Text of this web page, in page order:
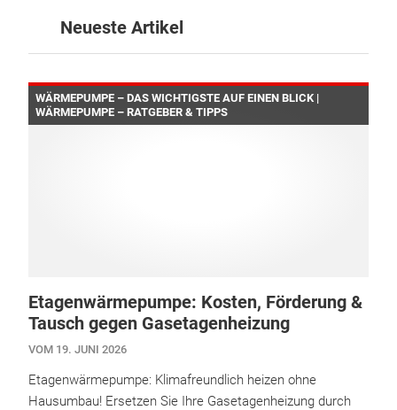
Neueste Artikel
WÄRMEPUMPE – DAS WICHTIGSTE AUF EINEN BLICK |
WÄRMEPUMPE – RATGEBER & TIPPS
Etagenwärmepumpe: Kosten, Förderung &
Tausch gegen Gasetagenheizung
VOM 19. JUNI 2026
Etagenwärmepumpe: Klimafreundlich heizen ohne
Hausumbau! Ersetzen Sie Ihre Gasetagenheizung durch